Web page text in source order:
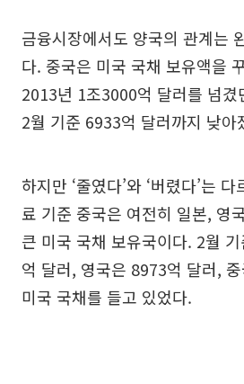
금융시장에서도 양국의 관계는
다. 중국은 미국 국채 보유액을
2013년 1조3000억 달러를 넘겼
2월 기준 6933억 달러까지 낮아
하지만 ‘줄였다’와 ‘버렸다’는
료 기준 중국은 여전히 일본, 영
큰 미국 국채 보유국이다. 2월
억 달러, 영국은 8973억 달러,
미국 국채를 들고 있었다.